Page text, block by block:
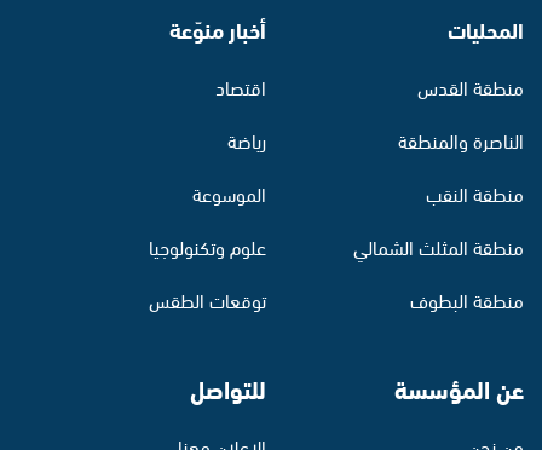
المحليات
منطقة القدس
الناصرة والمنطقة
منطقة النقب
منطقة المثلث الشمالي
منطقة البطوف
أخبار منوّعة
اقتصاد
رياضة
الموسوعة
علوم وتكنولوجيا
توقعات الطقس
عن المؤسسة للتواصل